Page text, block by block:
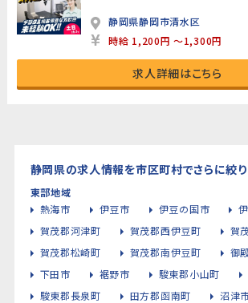
静岡県静岡市清水区
時給 1,200円 ～1,300円
求人詳細はこちら
静岡県の求人情報を市区町村でさらに絞
東部地域
熱海市
伊豆市 伊豆の国市
賀茂郡河津町
賀茂郡西伊豆町
賀
賀茂郡松崎町
賀茂郡南伊豆町
御
下田市
裾野市 駿東郡小山町
駿東郡長泉町
田方郡函南町 沼津